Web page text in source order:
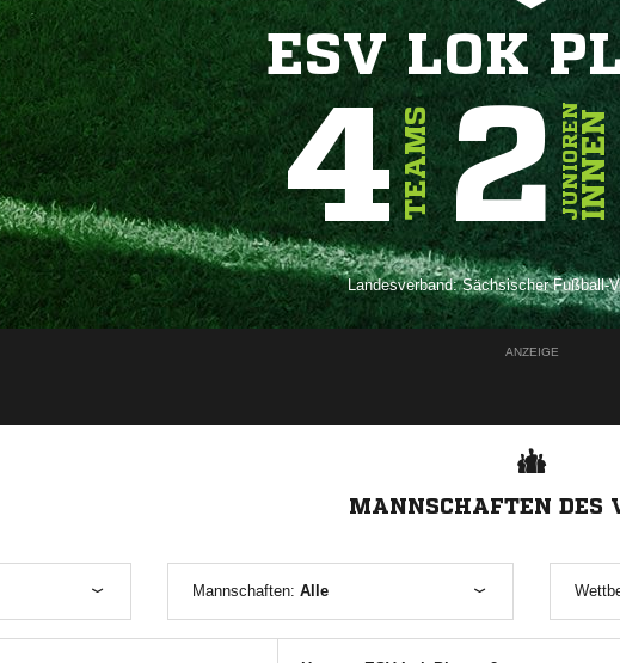
ESV LOK
4TEAMS2JUNIORENINNEN
Landesverband:Sächsischer Fußball-
ANZEIGE
MANNSCHAFTEN DES
Mannschaften: Alle